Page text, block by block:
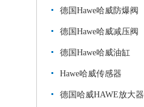
德国Hawe哈威防爆阀
德国Hawe哈威减压阀
德国Hawe哈威油缸
Hawe哈威传感器
德国哈威HAWE放大器